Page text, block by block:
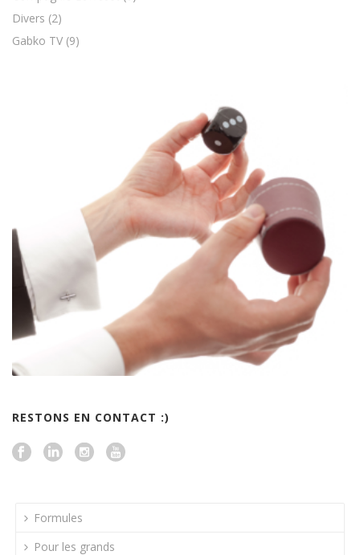
Divers (2)
Gabko TV (9)
RESTONS EN CONTACT :)
Formules
Pour les grands